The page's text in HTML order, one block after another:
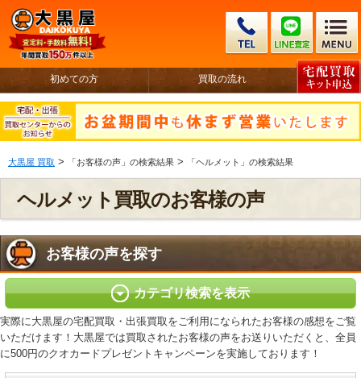
初めての方 買取の流れ
大黒屋 買取 > 「お客様の声」の検索結果 > 「ヘルメット」の検索結果
ヘルメット買取のお客様の声
お客様の声を探す
カテゴリ検索を表示
実際に大黒屋の宅配買取・出張買取をご利用になられたお客様の感想をご覧
いただけます！大黒屋では買取されたお客様の声をお送りいただくと、全員
に500円のクオカードプレゼントキャンペーンを実施しております！